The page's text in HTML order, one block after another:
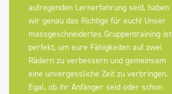
aufregenden Lernerfahrung seid, haben
wir genau das Richtige für euch! Unser
massgeschneidertes Gruppentraining ist
perfekt, um eure Fähigkeiten auf zwei
Rädern zu verbessern und gemeinsam
eine unvergessliche Zeit zu verbringen.
Egal, ob ihr Anfänger seid oder schon